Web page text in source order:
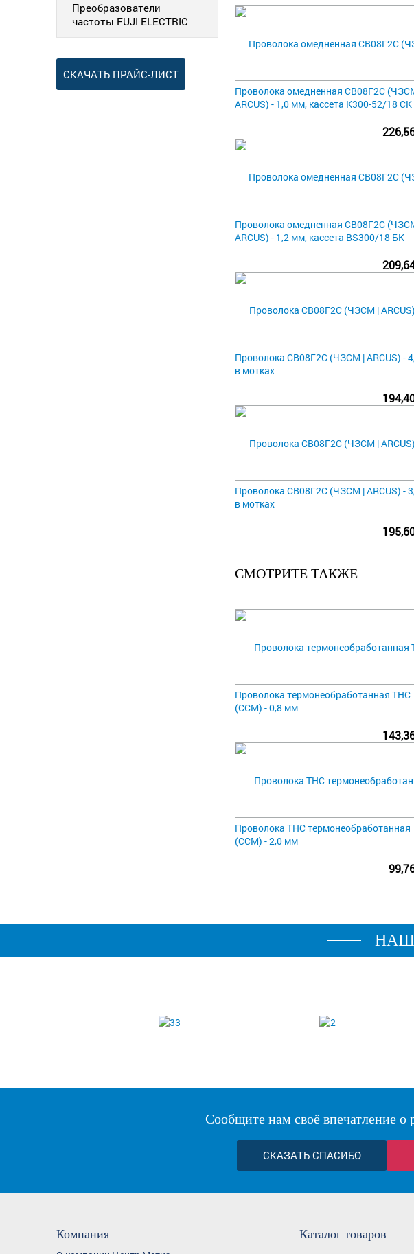
Преобразователи
частоты FUJI ELECTRIC
СКАЧАТЬ ПРАЙС-ЛИСТ
Проволока омедненная СВ08Г2С
ARCUS) - 1,0 мм, кассета К300-52/18 СК
Проволока омедненная СВ08Г2С
ARCUS) - 1,2 мм, кассета BS300/18 БК
Проволока СВ08Г2С (ЧЗСМ | ARCUS) -
в мотках
Проволока СВ08Г2С (ЧЗСМ | ARCUS) -
в мотках
СМОТРИТЕ ТАКЖЕ
Проволока термонеобработанная ТНС
(ССМ) - 0,8 мм
Проволока ТНС термонеобработанная
(ССМ) - 2,0 мм
Сообщите нам своё впечатление о
СКАЗАТЬ СПАСИБО
Компания Каталог товаров